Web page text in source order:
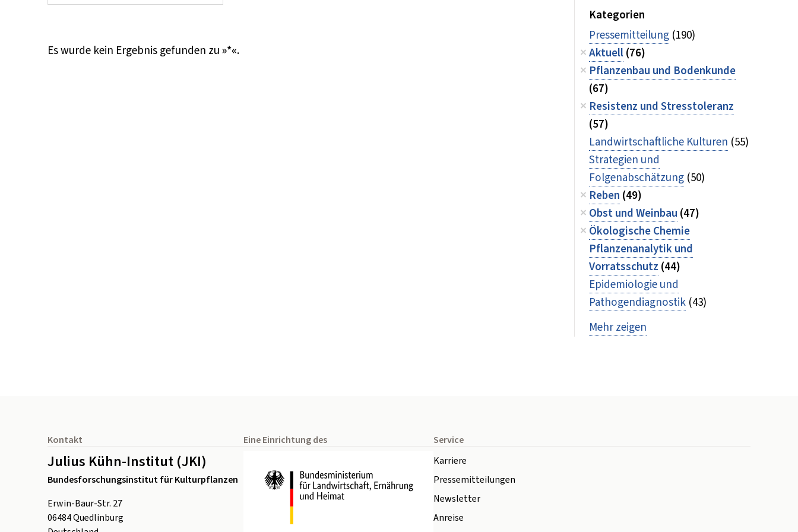
Es wurde kein Ergebnis gefunden zu»*«.
Kategorien
Pressemitteilung (190)
Aktuell(76)
Pflanzenbau und Bodenkunde
(67)
Resistenz und Stresstoleranz
(57)
Landwirtschaftliche Kulturen (55)
Strategien und
Folgenabschätzung (50)
Reben (49)
Obst und Weinbau (47)
Ökologische Chemie
Pflanzenanalytik und
Vorratsschutz (44)
Epidemiologie und
Pathogendiagnostik (43)
Mehr zeigen
Kontakt
Julius Kühn-Institut (JKI)
Bundesforschungsinstitut für Kulturpflanzen
Erwin-Baur-Str. 27
06484Quedlinburg
Eine Einrichtung des
Service
Karriere
Pressemitteilungen
Newsletter
Anreise